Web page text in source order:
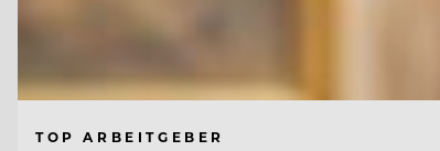
TOP ARBEITGEBER